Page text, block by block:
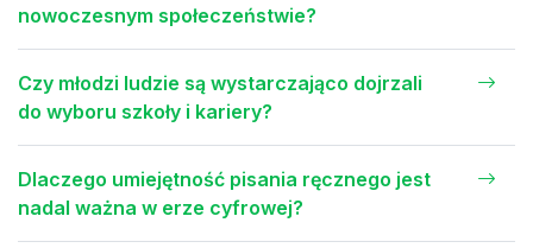
nowoczesnym społeczeństwie?
Czy młodzi ludzie są wystarczająco dojrzali
do wyboru szkoły i kariery?
Dlaczego umiejętność pisania ręcznego jest
nadal ważna w erze cyfrowej?